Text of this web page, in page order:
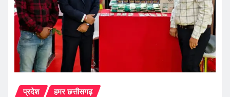
प्रदेश हमर छत्तीसगढ़